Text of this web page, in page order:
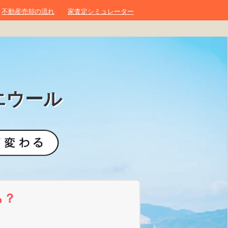
不動産売却の流れ 家査定シミュレーター
ウール